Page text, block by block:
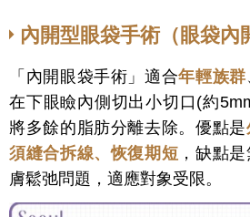
內開型眼袋手術（眼袋內
「內開眼袋手術」適合年輕族群
在下眼瞼內側切出小切口(約
將多餘的脂肪分離去除。優點是
須縫合拆線、恢復期短 ，缺點
膚鬆弛問題，適應對象受限。